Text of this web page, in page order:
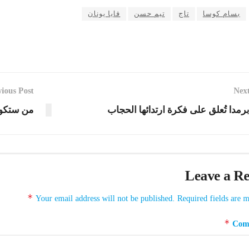
بسام كوسا تاج تيم حسن فايا يونان
Post
من تُعلق على فكرة ارتدائها الحجاب
Leave a
Your email address will not be published. Required fields are
*
*